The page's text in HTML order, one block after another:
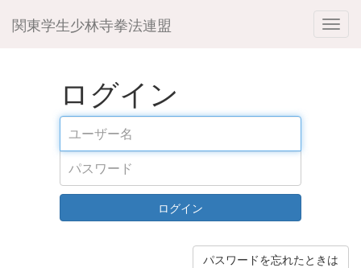
関東学生少林寺拳法連盟
ログイン
ログイン
パスワードを忘れたときは